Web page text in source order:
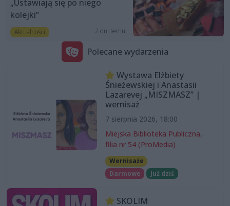
„Ustawiają się po niego
kolejki”
Aktualności 2 dni temu
Polecane wydarzenia
Wystawa Elżbiety
Śnieżewskiej i Anastasii
Lazarevej „MISZMASZ” |
wernisaż
7 sierpnia 2026, 18:00
Miejska Biblioteka Publiczna,
filia nr 54 (ProMedia)
Wernisaże
Darmowe
Już dziś
SKOLIM